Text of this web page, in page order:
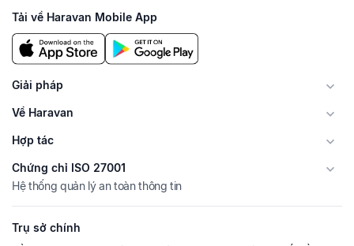
Tải về Haravan Mobile App
Giải pháp
Về Haravan
Hợp tác
Chứng chỉ ISO 27001
Hệ thống quản lý an toàn thông tin
Trụ sở chính